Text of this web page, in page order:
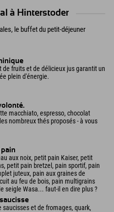
à Hinterstoder
le buffet du petit-déjeuner
de fruits et de délicieux jus garantit un
plein d'énergie.
macchiato, espresso, chocolat
nombreux thés proposés - à vous
aux noix, petit pain Kaiser, petit
petit pain bretzel, pain sportif, pain
juteux, pain aux graines de
au feu de bois, pain multigrains
seigle Wasa... faut-il en dire plus ?
saucisses et de fromages, quark,